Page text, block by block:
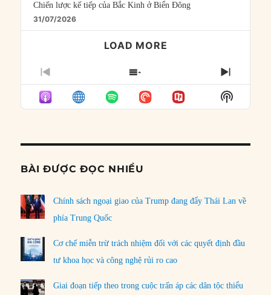
Chiến lược kế tiếp của Bắc Kinh ở Biển Đông
31/07/2026
LOAD MORE
PREVIOUS
EPISODE
SHOW
EPISODES
LIST
NEXT
Show
Podcast
BÀI ĐƯỢC ĐỌC NHIỀU
Chính sách ngoại giao của Trump đang đẩy Thái Lan về
phía Trung Quốc
Cơ chế miễn trừ trách nhiệm đối với các quyết định đầu
tư khoa học và công nghệ rủi ro cao
Giai đoạn tiếp theo trong cuộc trấn áp các dân tộc thiểu